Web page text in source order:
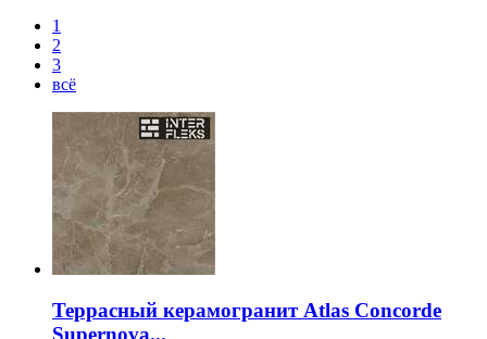
1
2
3
всё
Террасный керамогранит Atlas Concorde
Supernova...